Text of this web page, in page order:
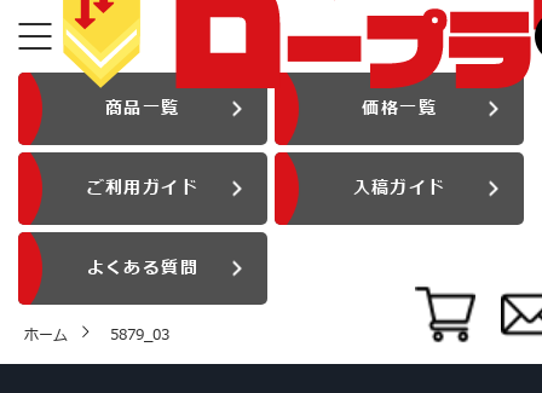
商品一覧 価格一覧
ご利用ガイド 入稿ガイド
よくある質問
ホーム 5879_03